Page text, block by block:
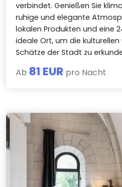
verbindet. Genießen Sie
ruhige und elegante
lokalen Produkten und eine
ideale Ort, um die
Schätze der Stadt zu
Ab 81 EUR pro Nacht